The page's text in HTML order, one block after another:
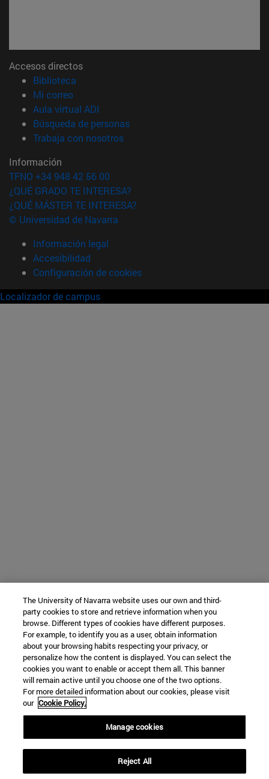
Accesos directos
Biblioteca
Mi correo(abre en nueva ventana)
Aula virtual ADI
Búsqueda de personas(abre en nueva ventana)
Trabaja con nosotros(abre en nueva ventana)
Información
TFNO +34 948 42 56 00
¿QUÉ GRADO TE INTERESA?
¿QUÉ MÁSTER TE INTERESA?
© Universidad de Navarra
Información legal
Accesibilidad
Configuración de cookies
Localizador de campus
The University of Navarra website uses our own and third-
party cookies to store and retrieve information when you
browse. Different types of cookies have different purposes.
For example, to identify you as a user, obtain information
about your browsing habits respecting your privacy, or
personalize how the content is displayed. You can select the
cookies you want to enable or accept them all. This banner
will remain active until you choose one of the two options.
For more detailed information about our cookies, please visit
our Cookie Policy.
Manage cookies
Reject All